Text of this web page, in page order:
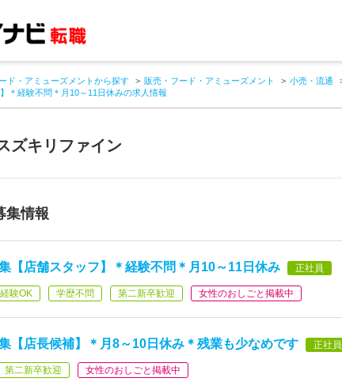
ド・アミューズメントから探す 販売・フード・アミューズメント 小売・流通
＊経験不問＊月10～11日休みの求人情報
ズキリファイン
集情報
【店舗スタッフ】＊経験不問＊月10～11日休み 正社員
験OK 学歴不問 第二新卒歓迎 女性のおしごと掲載中
【店長候補】＊月8～10日休み＊残業も少なめです 正社員
第二新卒歓迎 女性のおしごと掲載中